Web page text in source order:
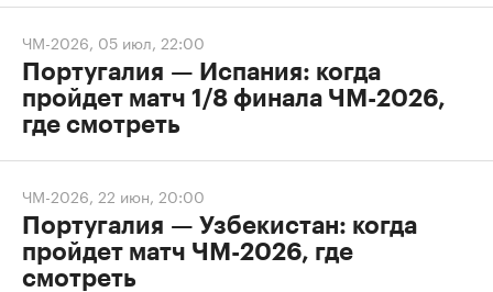
ЧМ-2026, 05 июл, 22:00
Португалия — Испания: когда
пройдет матч 1/8 финала ЧМ-2026,
где смотреть
ЧМ-2026, 22 июн, 20:00
Португалия — Узбекистан: когда
пройдет матч ЧМ-2026, где
смотреть